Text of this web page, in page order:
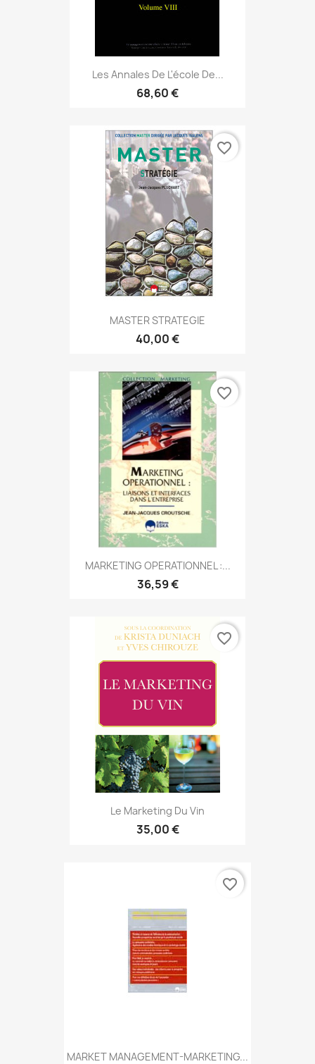
Les Annales De L'école De...
68,60 €
MASTER STRATEGIE
40,00 €
favorite_border
MARKETING OPERATIONNEL :...
36,59 €
favorite_border
Le Marketing Du Vin
35,00 €
favorite_border
MARKET MANAGEMENT-MARKETING...
favorite_border